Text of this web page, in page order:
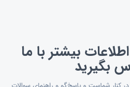
بیشتر با ما
بگیرید